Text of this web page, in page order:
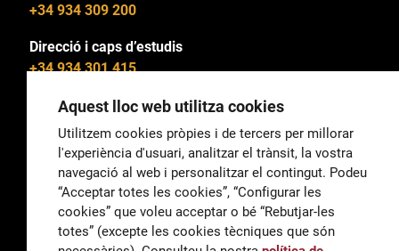
+34 934 309 200
Direcció i caps d’estudis
+34 934 301 415
General
correu@escoladeltreball.org
Informació
Aquest lloc web utilitza cookies
Utilitzem cookies pròpies i de tercers per millorar
l'experiència d'usuari, analitzar el trànsit, la vostra
navegació al web i personalitzar el contingut. Podeu
“Acceptar totes les cookies”, “Configurar les
cookies” que voleu acceptar o bé “Rebutjar-les
totes” (excepte les cookies tècniques que són